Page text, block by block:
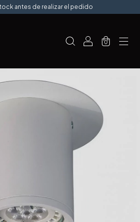
antes de realizar el pedido
0